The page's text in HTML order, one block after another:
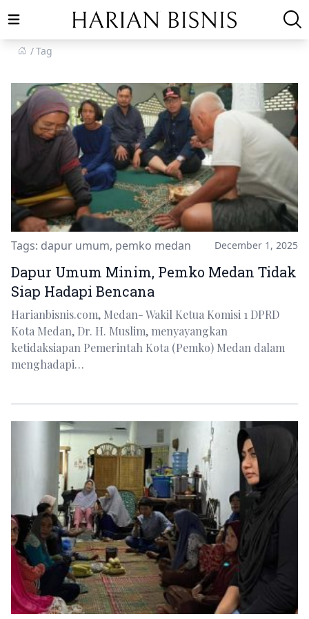
Open main menu
Tag
Tags: dapur umum, pemko medan December 1, 2025
Dapur Umum Minim, Pemko Medan Tidak
Siap Hadapi Bencana
Harianbisnis.com, Medan- Wakil Ketua Komisi 1 DPRD
Kota Medan, Dr. H. Muslim, menyayangkan
ketidaksiapan Pemerintah Kota (Pemko) Medan dalam
menghadapi…